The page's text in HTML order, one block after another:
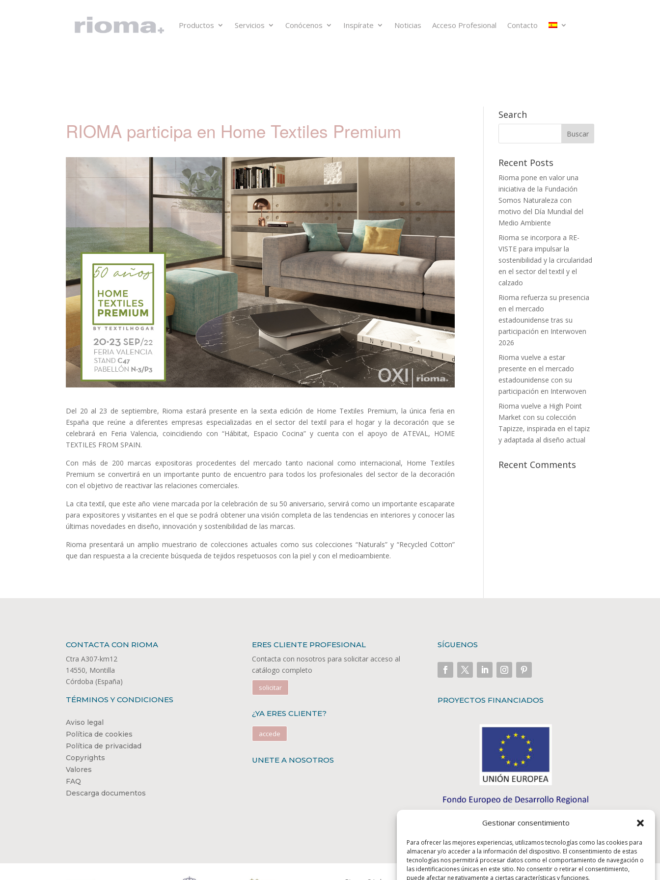
Gestionar consentimiento
Para ofrecer las mejores experiencias, utilizamos tecnologías como las cookies para
almacenar y/o acceder a la información del dispositivo. El consentimiento de estas
tecnologías nos permitirá procesar datos como el comportamiento de navegación o
las identificaciones únicas en este sitio. No consentir o retirar el consentimiento,
puede afectar negativamente a ciertas características y funciones.
Productos Servicios Conócenos Inspírate Noticias Acceso Profesional Contacto
RIOMA participa en Home Textiles Premium
Del 20 al 23 de septiembre, Rioma estará presente en la sexta edición de Home Textiles Premium, la única feria en
España que reúne a diferentes empresas especializadas en el sector del textil para el hogar y la decoración que se
celebrará en Feria Valencia, coincidiendo con “Hábitat, Espacio Cocina” y cuenta con el apoyo de ATEVAL, HOME
TEXTILES FROM SPAIN.
Con más de 200 marcas expositoras procedentes del mercado tanto nacional como internacional, Home Textiles
Premium se convertirá en un importante punto de encuentro para todos los profesionales del sector de la decoración
con el objetivo de reactivar las relaciones comerciales.
La cita textil, que este año viene marcada por la celebración de su 50 aniversario, servirá como un importante escaparate
para expositores y visitantes en el que se podrá obtener una visión completa de las tendencias en interiores y conocer las
últimas novedades en diseño, innovación y sostenibilidad de las marcas.
Rioma presentará un amplio muestrario de colecciones actuales como sus colecciones “Naturals” y “Recycled Cotton”
que dan respuesta a la creciente búsqueda de tejidos respetuosos con la piel y con el medioambiente.
Search
Recent Posts
Rioma pone en valor una
iniciativa de la Fundación
Somos Naturaleza con
motivo del Día Mundial del
Medio Ambiente
Rioma se incorpora a RE-
VISTE para impulsar la
sostenibilidad y la circularidad
en el sector del textil y el
calzado
Rioma refuerza su presencia
en el mercado
estadounidense tras su
participación en Interwoven
2026
Rioma vuelve a estar
presente en el mercado
estadounidense con su
participación en Interwoven
Rioma vuelve a High Point
Market con su colección
Tapizze, inspirada en el tapiz
y adaptada al diseño actual
Recent Comments
CONTACTA CON RIOMA
Ctra A307-km12
14550, Montilla
Córdoba (España)
TÉRMINOS Y CONDICIONES
Aviso legal
Política de cookies
Política de privacidad
Copyrights
Valores
FAQ
Descarga documentos
ERES CLIENTE PROFESIONAL
Contacta con nosotros para solicitar acceso al
catálogo completo
solicitar
¿YA ERES CLIENTE?
accede
UNETE A NOSOTROS
SÍGUENOS
PROYECTOS FINANCIADOS